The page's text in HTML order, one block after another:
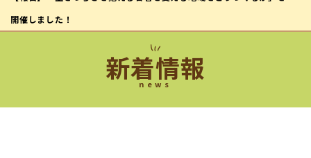
開催しました！
新着情報
news